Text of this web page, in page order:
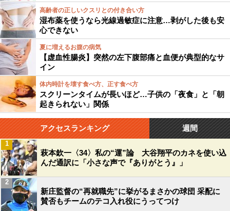
高齢者の正しいクスリとの付き合い方
湿布薬を使うなら光線過敏症に注意…剥がした後も安
心できない
夏に増えるお腹の病気
【虚血性腸炎】突然の左下腹部痛と血便が典型的なサ
イン
体内時計を壊す食べ方、正す食べ方
スクリーンタイムが長いほど…子供の「夜食」と「朝
起きられない」関係
アクセスランキング 週間
萩本欽一〈34〉私の“運”論 大谷翔平のカネを使い込
んだ通訳に「小さな声で『ありがとう』」
1
新庄監督の“再就職先”に挙がるまさかの球団 采配に
賛否もチームのテコ入れ役にうってつけ
2